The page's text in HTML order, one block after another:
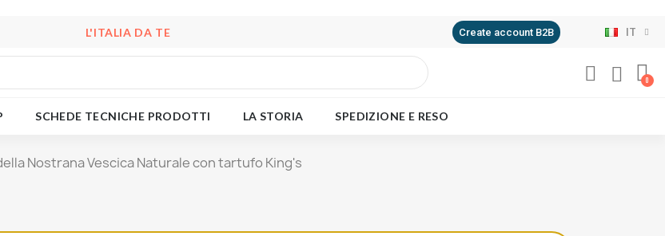
L'ITALIA DA TE Create account B2B IT
SCHEDE TECNICHE PRODOTTI LA STORIA SPEDIZIONE E RESO
Nostrana Vescica Naturale con tartufo King's